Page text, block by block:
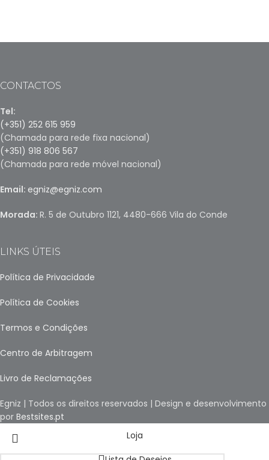
CONTACTOS
Tel:
(+351) 252 615 959
(Chamada para rede fixa nacional)
(+351) 918 806 567
(Chamada para rede móvel nacional)
Email: egniz@egniz.com
Morada: R. 5 de Outubro 1121, 4480-666 Vila do Conde
LINKS ÚTEIS
Política de Privacidade
Política de Cookies
Termos e Condições
Centro de Arbitragem
Livro de Reclamações
Egniz | Todos os direitos reservados | Design e desenvolvimento
por Bestsites.pt
Loja